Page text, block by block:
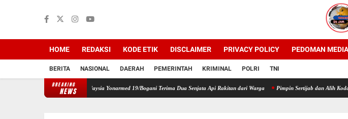
HOME REDAKSI KODE ETIK DISCLAIMER PRIVACY POLICY PEDOMAN
BERITA NASIONAL DAERAH PEMERINTAH KRIMINAL POLRI TNI
BREAKING
NEWS
Satgas Pamtas RI-Malaysia Yonarmed 19/Bogani Terima Dua Senjata Api Rakitan dari Warga Pimpin Sertijab dan Alih Kodal Tiga